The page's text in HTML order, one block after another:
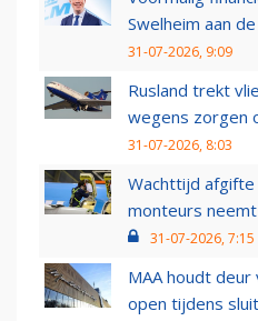
Swelheim aan
31-07-2026, 9:09
Rusland trekt
wegens zorgen
31-07-2026, 8:03
Wachttijd
monteurs
31-07-2026, 7:15
MAA houdt deur
open tijdens